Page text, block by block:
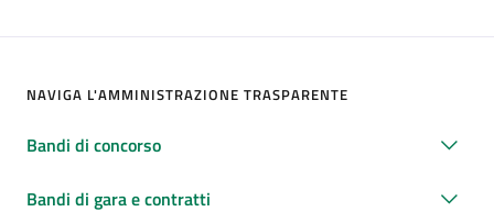
NAVIGA L'AMMINISTRAZIONE TRASPARENTE
Bandi di concorso
Bandi di gara e contratti